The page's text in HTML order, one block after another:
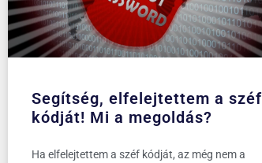
Segítség, elfelejtettem a széf
kódját! Mi a megoldás?
Ha elfelejtettem a széf kódját, az még nem a